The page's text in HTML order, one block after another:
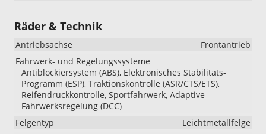
Räder & Technik
Antriebsachse
Frontantrieb
Fahrwerk- und Regelungssysteme
Antiblockiersystem (ABS), Elektronisches Stabilitäts-
Programm (ESP), Traktionskontrolle (ASR/CTS/ETS),
Reifendruckkontrolle, Sportfahrwerk, Adaptive
Fahrwerksregelung (DCC)
Felgentyp
Leichtmetallfelge